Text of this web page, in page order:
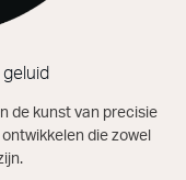
de kunst van precisie
die zowel